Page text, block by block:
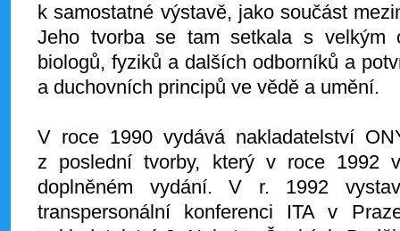
k samostatné výstavě, jako součást
Jeho tvorba se tam setkala s velkým
biologů, fyziků a dalších odborníků a
a duchovních principů ve vědě a umění.
V roce 1990 vydává nakladatelství
z poslední tvorby, který v roce 1992
doplněném vydání. V r. 1992
transpersonální konferenci ITA v